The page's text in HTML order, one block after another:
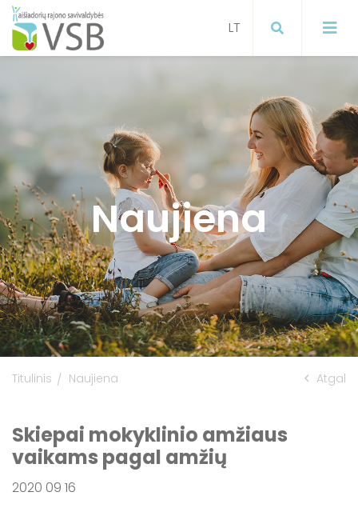
Mokymai
Projektai
Paslaugos gyventojams
Visuomenės sveikatos stiprinimas
ugdymo įstaigose
Visuomenės sveikatos stiprinimas
Visuomenės sveikatos stiprinimas
Širvintų raj. savivaldybėje
Informacija gyventojams apie
koronavirusą
Informacija apie gyventojų
sergamumą gripu, ŪVKTI ir COVID-19
Naujiena
Titulinis Naujiena Atgal
Skiepai mokyklinio amžiaus
vaikams pagal amžių
2020 09 16